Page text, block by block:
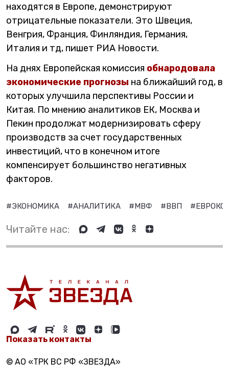
находятся в Европе, демонстрируют
отрицательные показатели. Это Швеция,
Венгрия, Франция, Финляндия, Германия,
Италия и тд, пишет РИА Новости.
На днях Европейская комиссия обнародовала
экономические прогнозы на ближайший год, в
которых улучшила перспективы России и
Китая. По мнению аналитиков ЕК, Москва и
Пекин продолжат модернизировать сферу
производств за счет государственных
инвестиций, что в конечном итоге
компенсирует большинство негативных
факторов.
#ЭКОНОМИКА #АНАЛИТИКА #МВФ #ВВП
Читайте нас:
Показать контакты
© АО «ТРК ВС РФ «ЗВЕЗДА»